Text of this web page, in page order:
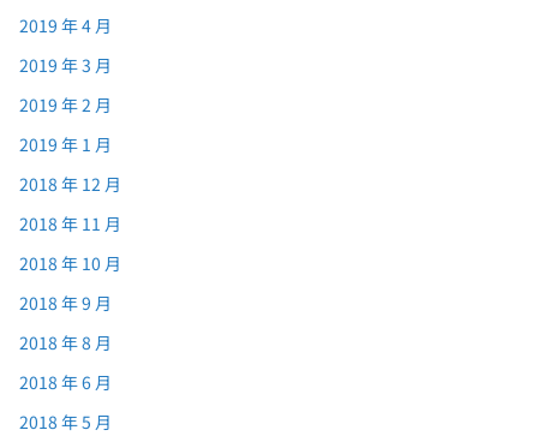
2019 年 4 月
2019 年 3 月
2019 年 2 月
2019 年 1 月
2018 年 12 月
2018 年 11 月
2018 年 10 月
2018 年 9 月
2018 年 8 月
2018 年 6 月
2018 年 5 月